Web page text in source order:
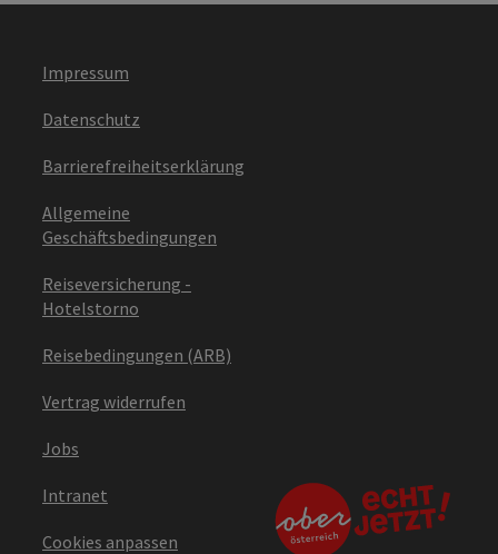
Impressum
Datenschutz
Barrierefreiheitserklärung
Allgemeine
Geschäftsbedingungen
Reiseversicherung -
Hotelstorno
Reisebedingungen (ARB)
Vertrag widerrufen
Jobs
Intranet
Cookies anpassen